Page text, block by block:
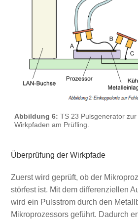
Abbildung 6: TS 23 Pulsgenerator
Wirkpfaden am Prüfling.
Überprüfung der Wirkpfade
Zuerst wird geprüft, ob der
störfest ist. Mit dem differenziellen
wird ein Pulsstrom durch den
Mikroprozessors geführt. Dadurch